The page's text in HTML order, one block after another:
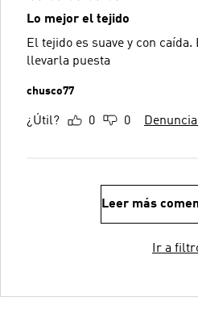
Lo mejor el tejido
El tejido es suave y con
llevarla puesta
chusco77
¿Útil? 0 0
Leer más
Ir a